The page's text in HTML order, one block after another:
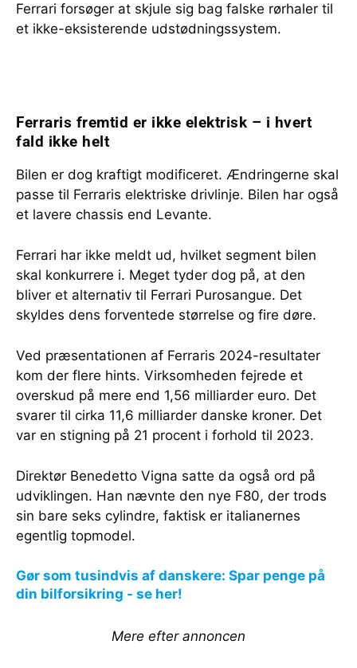
Ferrari forsøger at skjule sig bag falske rørhaler til
et ikke-eksisterende udstødningssystem.
Ferraris fremtid er ikke elektrisk – i hvert
fald ikke helt
Bilen er dog kraftigt modificeret. Ændringerne skal
passe til Ferraris elektriske drivlinje. Bilen har også
et lavere chassis end Levante.
Ferrari har ikke meldt ud, hvilket segment bilen
skal konkurrere i. Meget tyder dog på, at den
bliver et alternativ til Ferrari Purosangue. Det
skyldes dens forventede størrelse og fire døre.
Ved præsentationen af Ferraris 2024-resultater
kom der flere hints. Virksomheden fejrede et
overskud på mere end 1,56 milliarder euro. Det
svarer til cirka 11,6 milliarder danske kroner. Det
var en stigning på 21 procent i forhold til 2023.
Direktør Benedetto Vigna satte da også ord på
udviklingen. Han nævnte den nye F80, der trods
sin bare seks cylindre, faktisk er italianernes
egentlig topmodel.
Gør som tusindvis af danskere: Spar penge på
din bilforsikring - se her!
Mere efter annoncen